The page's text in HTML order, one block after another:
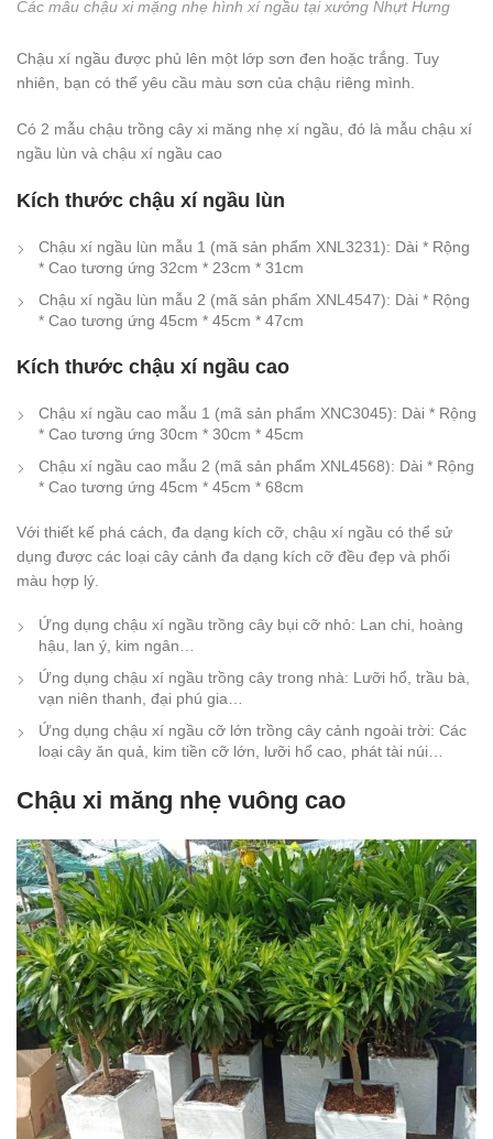
Các mẫu chậu xi mặng nhẹ hình xí ngầu tại xưởng Nhựt Hưng
Chậu xí ngầu được phủ lên một lớp sơn đen hoặc trắng. Tuy
nhiên, bạn có thể yêu cầu màu sơn của chậu riêng mình.
Có 2 mẫu chậu trồng cây xi măng nhẹ xí ngầu, đó là mẫu chậu xí
ngầu lùn và chậu xí ngầu cao
Kích thước chậu xí ngầu lùn
Chậu xí ngầu lùn mẫu 1 (mã sản phẩm XNL3231): Dài * Rộng
* Cao tương ứng 32cm * 23cm * 31cm
Chậu xí ngầu lùn mẫu 2 (mã sản phẩm XNL4547): Dài * Rộng
* Cao tương ứng 45cm * 45cm * 47cm
Kích thước chậu xí ngầu cao
Chậu xí ngầu cao mẫu 1 (mã sản phẩm XNC3045): Dài * Rộng
* Cao tương ứng 30cm * 30cm * 45cm
Chậu xí ngầu cao mẫu 2 (mã sản phẩm XNL4568): Dài * Rộng
* Cao tương ứng 45cm * 45cm * 68cm
Với thiết kế phá cách, đa dạng kích cỡ, chậu xí ngầu có thể sử
dụng được các loại cây cảnh đa dạng kích cỡ đều đẹp và phối
màu hợp lý.
Ứng dụng chậu xí ngầu trồng cây bụi cỡ nhỏ: Lan chi, hoàng
hậu, lan ý, kim ngân…
Ứng dụng chậu xí ngầu trồng cây trong nhà: Lưỡi hổ, trầu bà,
vạn niên thanh, đại phú gia…
Ứng dụng chậu xí ngầu cỡ lớn trồng cây cảnh ngoài trời: Các
loại cây ăn quả, kim tiền cỡ lớn, lưỡi hổ cao, phát tài núi…
Chậu xi măng nhẹ vuông cao